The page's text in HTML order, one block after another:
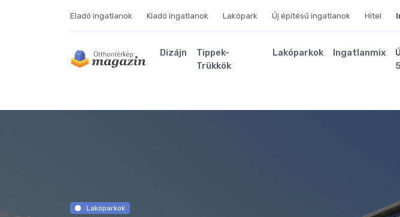
Eladó ingatlanok Kiadó ingatlanok Lakópark Új építésű ingatlanok Hitel
Dizájn
Tippek-
Trükkök
Lakóparkok Ingatlanmix
Lakóparkok